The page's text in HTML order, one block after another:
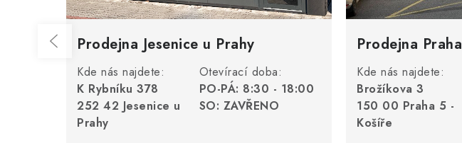
Prodejna Jesenice u Prahy
Kde nás najdete:
K Rybníku 378
252 42 Jesenice u
Prahy
Otevírací doba:
PO-PÁ: 8:30 - 18:00
SO: ZAVŘENO
Prodejna Praha
Kde nás najdete:
Brožíkova 3
150 00 Praha 5 -
Košíře